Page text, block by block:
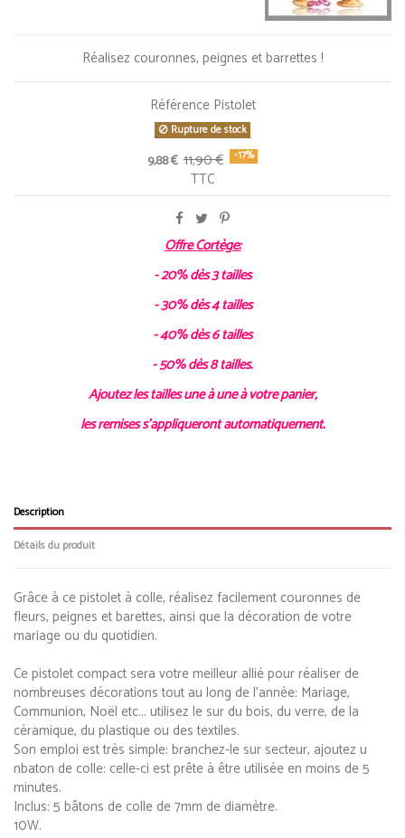
Réalisez couronnes, peignes et barrettes !
Référence Pistolet
Rupture de stock
9,88 € 11,90 € -17%
TTC
Offre Cortège:
- 20% dès 3 tailles
- 30% dès 4 tailles
- 40% dès 6 tailles
- 50% dès 8 tailles.
Ajoutez les tailles une à une à votre panier,
les remises s'appliqueront automatiquement.
Description
Détails du produit
Grâce à ce pistolet à colle, réalisez facilement couronnes de
fleurs, peignes et barettes, ainsi que la décoration de votre
mariage ou du quotidien.
Ce pistolet compact sera votre meilleur allié pour réaliser de
nombreuses décorations tout au long de l'année: Mariage,
Communion, Noël etc... utilisez le sur du bois, du verre, de la
céramique, du plastique ou des textiles.
Son emploi est très simple: branchez-le sur secteur, ajoutez u
nbaton de colle: celle-ci est prête à être utilisée en moins de 5
minutes.
Inclus: 5 bâtons de colle de 7mm de diamètre.
10W.